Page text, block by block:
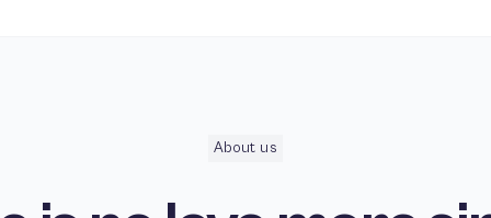
About us